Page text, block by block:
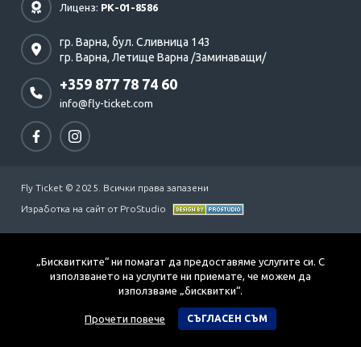
Лиценз: РК-01-8586
гр. Варна, бул. Сливница 143
гр. Варна, Летище Варна /Заминаващи/
+359 877 78 74 60
info@fly-ticket.com
Fly Ticket © 2025. Всички права запазени
Изработка на сайт от ProStudio
„Бисквитките“ ни помагат да предоставяме услугите си. С
използването на услугите ни приемате, че можем да
използваме „бисквитки“.
Прочети повече СЪГЛАСЕН СЪМ